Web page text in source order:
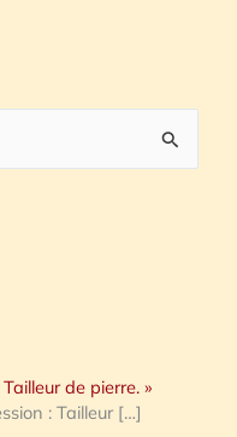
de pierre. »
: Tailleur […]